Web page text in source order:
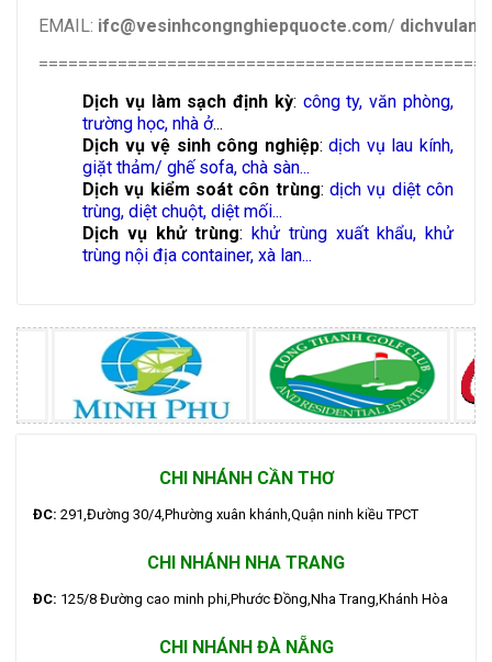
EMAIL: ifc@vesinhcongnghiepquocte.com/
Dịch vụ làm sạch định kỳ: công ty, văn phòng,
trường học, nhà ở...
Dịch vụ vệ sinh công nghiệp:dịch vụ lau kính,
giặt thảm/ ghế sofa, chà sàn...
Dịch vụ kiểm soát côn trùng:dịch vụ diệt côn
trùng, diệt chuột, diệt mối...
Dịch vụ khử trùng: khử trùng xuất khẩu, khử
trùng nội địa container, xà lan...
CHI NHÁNH CẦN THƠ
ĐC: 291,Đường 30/4,Phường xuân khánh,Quận ninh kiều TPCT
CHI NHÁNH NHA TRANG
ĐC: 125/8 Đường cao minh phi,Phước Đồng,Nha Trang,Khánh Hòa
CHI NHÁNH ĐÀ NẴNG